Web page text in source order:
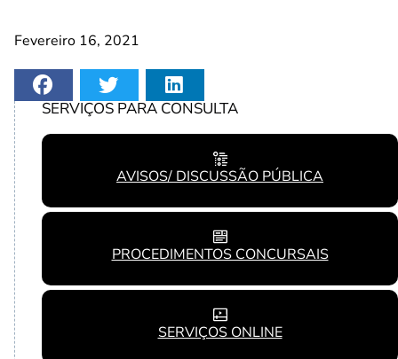
Fevereiro 16, 2021
SERVIÇOS PARA CONSULTA
AVISOS/ DISCUSSÃO PÚBLICA
PROCEDIMENTOS CONCURSAIS
SERVIÇOS ONLINE